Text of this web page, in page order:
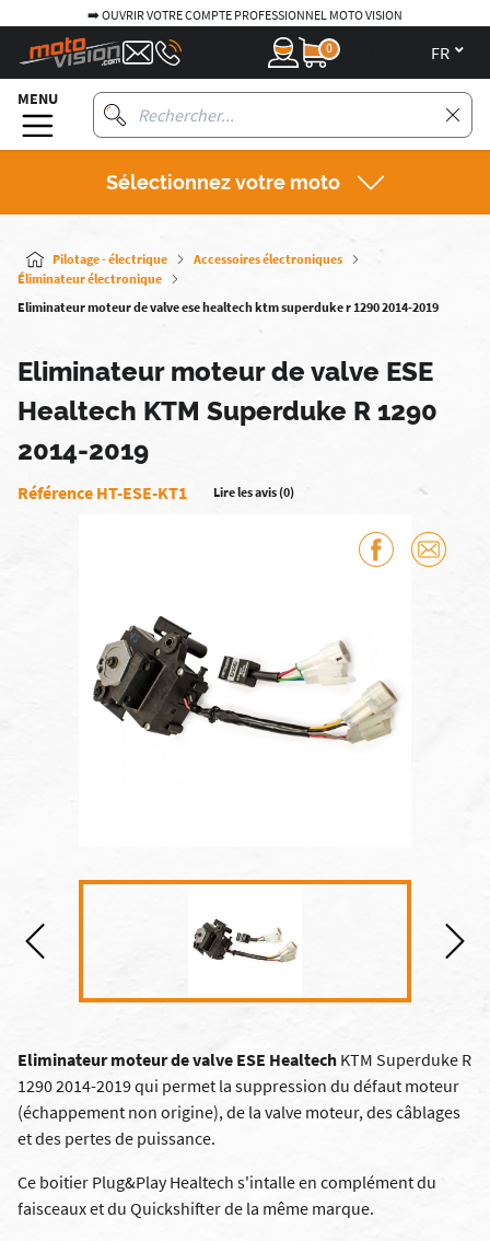
➡️ OUVRIR VOTRE COMPTE PROFESSIONNEL MOTO VISION
0
MENU
Sélectionnez votre moto
Pilotage - électrique
Accessoires électroniques
Éliminateur électronique
Eliminateur moteur de valve ese healtech ktm superduke r 1290 2014-2019
Eliminateur moteur de valve ESE
Healtech KTM Superduke R 1290
2014-2019
Référence HT-ESE-KT1 Lire les avis (0)
Eliminateur moteur de valve ESE Healtech KTM Superduke R
1290 2014-2019 qui permet la suppression du défaut moteur
(échappement non origine), de la valve moteur, des câblages
et des pertes de puissance.
Ce boitier Plug&Play Healtech s'intalle en complément du
faisceaux et du Quickshifter de la même marque.